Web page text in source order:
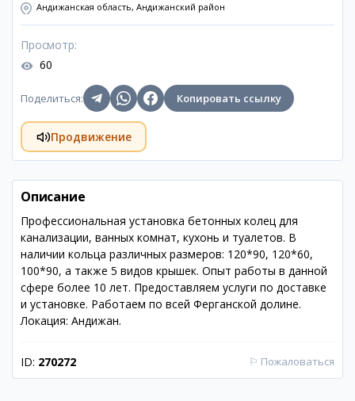
Андижанская область, Андижанский район
Просмотр:
60
Поделиться: Копировать ссылку
Продвижение
Описание
Профессиональная установка бетонных колец для
канализации, ванных комнат, кухонь и туалетов. В
наличии кольца различных размеров: 120*90, 120*60,
100*90, а также 5 видов крышек. Опыт работы в данной
сфере более 10 лет. Предоставляем услуги по доставке
и установке. Работаем по всей Ферганской долине.
Локация: Андижан.
ID: 270272 ⚐ Пожаловаться